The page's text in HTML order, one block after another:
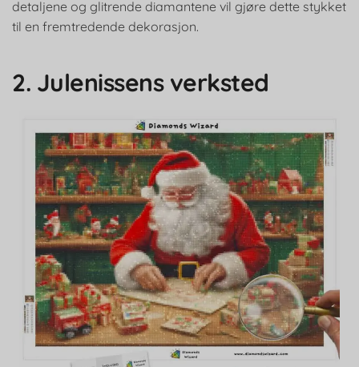
detaljene og glitrende diamantene vil gjøre dette stykket
til en fremtredende dekorasjon.
2. Julenissens verksted